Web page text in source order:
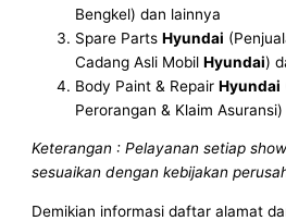
Bengkel) dan lainnya
Spare PartsHyundai
Cadang Asli MobilHyundai)
Body Paint & RepairHyundai
Perorangan & Klaim
Keterangan : Pelayanan setiap
sesuaikan dengan kebijakan
Demikian informasi daftar alamat